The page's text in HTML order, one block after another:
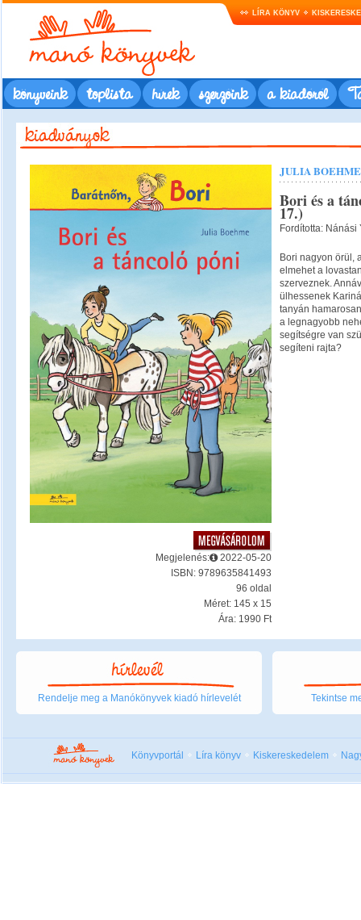
LÍRA KÖNYV
könyveink toplista hírek szerzőink a kiadóról
Megjelenés:
2022-05-20
ISBN: 9789635841493
96 oldal
Méret: 145 x 15
Ára: 1990 Ft
JULIA BOEHME
Bori és a
17.)
Fordította: Nánási
Bori nagyon örül,
elmehet a
szerveznek.
ülhessenek
tanyán
a legnagyobb
segítségre van
segíteni rajta?
Rendelje meg a Manókönyvek kiadó hírlevelét Tekintse
Könyvportál Líra könyv Kiskereskedelem